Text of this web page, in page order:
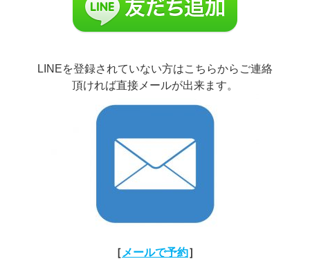
LINEを登録されていない方はこちらからご連絡
頂ければ直接メールが出来ます。
［ メールで予約］